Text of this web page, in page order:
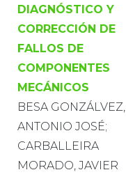
DIAGNÓSTICO Y
CORRECCIÓN DE
FALLOS DE
COMPONENTES
MECÁNICOS
BESA GONZÁLVEZ,
ANTONIO JOSÉ;
CARBALLEIRA
MORADO, JAVIER